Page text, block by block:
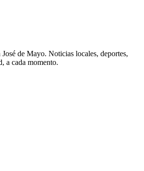
de Mayo. Noticias locales, deportes,
a cada momento.